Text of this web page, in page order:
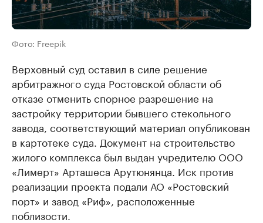
Фото: Freepik
Верховный суд оставил в силе решение
арбитражного суда Ростовской области об
отказе отменить спорное разрешение на
застройку территории бывшего стекольного
завода, соответствующий материал опубликован
в картотеке суда. Документ на строительство
жилого комплекса был выдан учредителю ООО
«Лимерт» Арташеса Арутюнянца. Иск против
реализации проекта подали АО «Ростовский
порт» и завод «Риф», расположенные
поблизости.